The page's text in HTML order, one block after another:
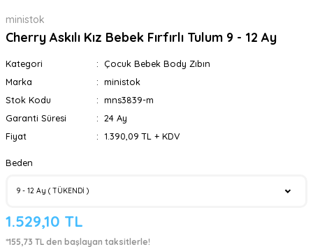
ministok
Cherry Askılı Kız Bebek Fırfırlı Tulum 9 - 12 Ay
Kategori
Çocuk Bebek Body Zıbın
Marka
ministok
Stok Kodu
mns3839-m
Garanti Süresi
24 Ay
Fiyat
1.390,09 TL + KDV
Beden
1.529,10 TL
*155,73 TL den başlayan taksitlerle!